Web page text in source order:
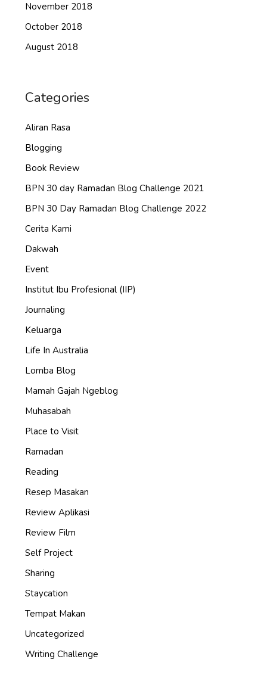
November 2018
October 2018
August 2018
Categories
Aliran Rasa
Blogging
Book Review
BPN 30 day Ramadan Blog Challenge 2021
BPN 30 Day Ramadan Blog Challenge 2022
Cerita Kami
Dakwah
Event
Institut Ibu Profesional (IIP)
Journaling
Keluarga
Life In Australia
Lomba Blog
Mamah Gajah Ngeblog
Muhasabah
Place to Visit
Ramadan
Reading
Resep Masakan
Review Aplikasi
Review Film
Self Project
Sharing
Staycation
Tempat Makan
Uncategorized
Writing Challenge